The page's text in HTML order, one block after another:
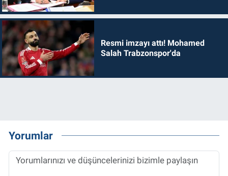
Resmi imzayı attı! Mohamed
Salah Trabzonspor'da
Yorumlar